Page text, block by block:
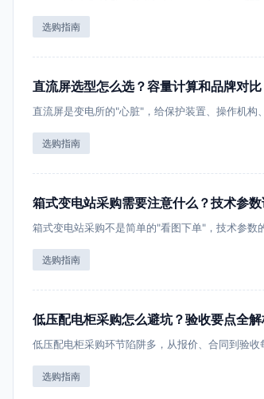
选购指南
直流屏选型怎么选？容量计算和品牌对比
直流屏是变电所的"心脏"，给保护装置、操作机
选购指南
箱式变电站采购需要注意什么？技术参
箱式变电站采购不是简单的"看图下单"，技术参
选购指南
低压配电柜采购怎么避坑？验收要点全
低压配电柜采购环节陷阱多，从报价、合同到验
选购指南